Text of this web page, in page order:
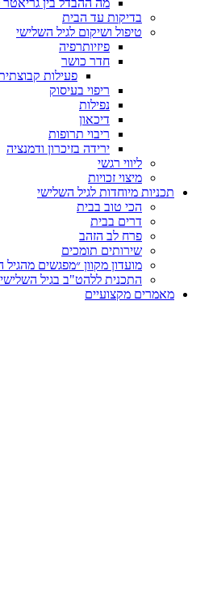
מה ההבדל בין גריאטר
בדיקות עד הבית
טיפול ושיקום לגיל השלישי
פיזיותרפיה
חדר כושר
פעילות קבוצתית
ריפוי בעיסוק
ריבוי תרופות
ירידה בזיכרון ודמנציה
מיצוי זכויות
מיוחדות לגיל השלישי
הכי טוב בבית
דרים בבית
פרח לב הזהב
שירותים תומכים
מועדון מקוון ״מפגשים מהגיל השלישי״
התכנית ללהט"ב בגיל השלישי
מקצועיים